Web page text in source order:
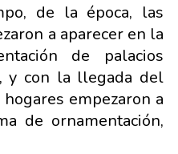
de la época, las
a aparecer en la
de palacios
y con la llegada del
empezaron a
de ornamentación,